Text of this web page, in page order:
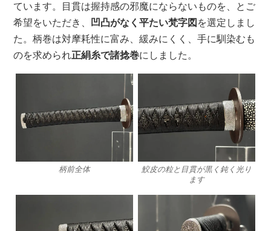
ています。目貫は握持感の邪魔にならないものを、とご
希望をいただき、
凹凸がなく平たい梵字図 を選定しまし
た。柄巻は対摩耗性に富み、緩みにくく、手に馴染むも
のを求められ正絹糸で諸捻巻にしました。
柄前全体
鮫皮の粒と目貫が黒く鈍く光り
ます